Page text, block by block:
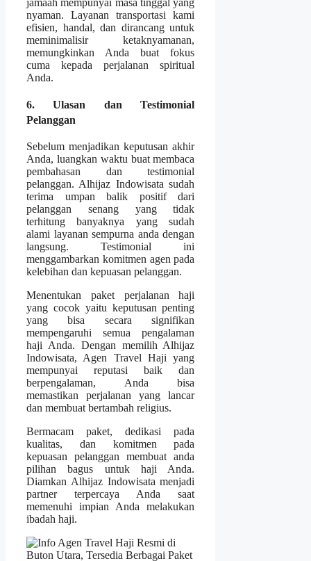
nyaman. Layanan transportasi kami
efisien, handal, dan dirancang untuk
meminimalisir ketaknyamanan,
memungkinkan Anda buat fokus
cuma kepada perjalanan spiritual
Anda.
6. Ulasan dan Testimonial
Pelanggan
Sebelum menjadikan keputusan akhir
Anda, luangkan waktu buat membaca
pembahasan dan testimonial
pelanggan. Alhijaz Indowisata sudah
terima umpan balik positif dari
pelanggan senang yang tidak
terhitung banyaknya yang sudah
alami layanan sempurna anda dengan
langsung. Testimonial ini
menggambarkan komitmen agen pada
kelebihan dan kepuasan pelanggan.
Menentukan paket perjalanan haji
yang cocok yaitu keputusan penting
yang bisa secara signifikan
mempengaruhi semua pengalaman
haji Anda. Dengan memilih Alhijaz
Indowisata, Agen Travel Haji yang
mempunyai reputasi baik dan
berpengalaman, Anda bisa
memastikan perjalanan yang lancar
dan membuat bertambah religius.
Bermacam paket, dedikasi pada
kualitas, dan komitmen pada
kepuasan pelanggan membuat anda
pilihan bagus untuk haji Anda.
Diamkan Alhijaz Indowisata menjadi
partner terpercaya Anda saat
memenuhi impian Anda melakukan
ibadah haji.